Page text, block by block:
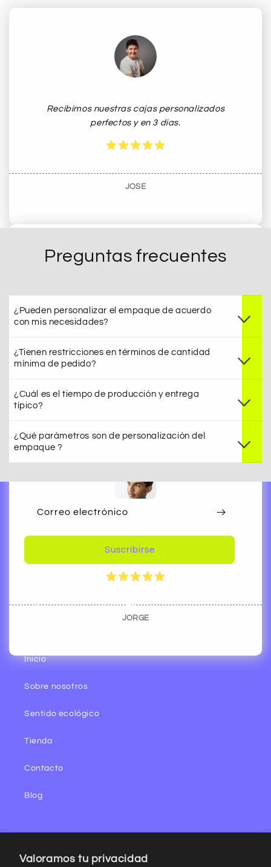
Valoramos tu privacidad
Recibimos nuestras cajas personalizados
perfectos y en 3 dias.
JOSE
Nuestra experiencia con fue simplemente
duradera en nuestros clientes.
JORGE
Preguntas frecuentes
¿Pueden personalizar el empaque de acuerdo
con mis necesidades?
¿Tienen restricciones en términos de cantidad
mínima de pedido?
¿Cuál es el tiempo de producción y entrega
típico?
¿Qué parámetros son de personalización del
empaque ?
Correo electrónico
Suscribirse
Aviso de privacidad Términos y condiciones
Inicio
Sobre nosotros
Sentido ecológico
Tienda
Contacto
Blog